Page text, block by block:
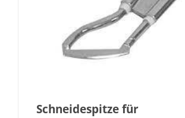
Schneidespitze für